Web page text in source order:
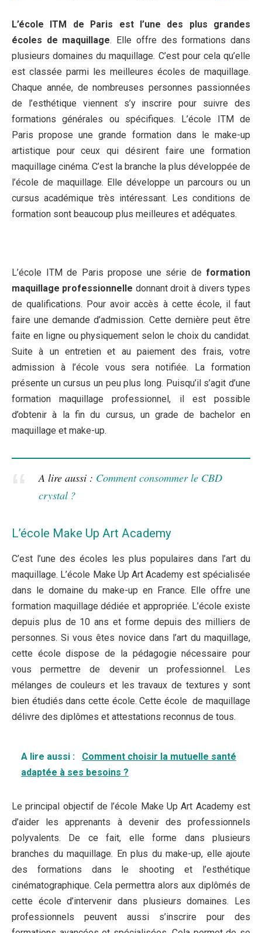
L’école ITM de Paris est l’une des plus grandes
écoles de maquillage. Elle offre des formations dans
plusieurs domaines du maquillage. C’est pour cela qu’elle
est classée parmi les meilleures écoles de maquillage.
Chaque année, de nombreuses personnes passionnées
de l’esthétique viennent s’y inscrire pour suivre des
formations générales ou spécifiques. L’école ITM de
Paris propose une grande formation dans le make-up
artistique pour ceux qui désirent faire une formation
maquillage cinéma. C’est la branche la plus développée de
l’école de maquillage. Elle développe un parcours ou un
cursus académique très intéressant. Les conditions de
formation sont beaucoup plus meilleures et adéquates.
L’école ITM de Paris propose une série de formation
maquillage professionnelle donnant droit à divers types
de qualifications. Pour avoir accès à cette école, il faut
faire une demande d’admission. Cette dernière peut être
faite en ligne ou physiquement selon le choix du candidat.
Suite à un entretien et au paiement des frais, votre
admission à l’école vous sera notifiée. La formation
présente un cursus un peu plus long. Puisqu’il s’agit d’une
formation maquillage professionnel, il est possible
d’obtenir à la fin du cursus, un grade de bachelor en
maquillage et make-up.
A lire aussi : Comment consommer le CBD
crystal ?
L’école Make Up Art Academy
C’est l’une des écoles les plus populaires dans l’art du
maquillage. L’école Make Up Art Academy est spécialisée
dans le domaine du make-up en France. Elle offre une
formation maquillage dédiée et appropriée. L’école existe
depuis plus de 10 ans et forme depuis des milliers de
personnes. Si vous êtes novice dans l’art du maquillage,
cette école dispose de la pédagogie nécessaire pour
vous permettre de devenir un professionnel. Les
mélanges de couleurs et les travaux de textures y sont
bien étudiés dans cette école. Cette école de maquillage
délivre des diplômes et attestations reconnus de tous.
A lire aussi :
Comment choisir la mutuelle santé
adaptée à ses besoins ?
Le principal objectif de l’école Make Up Art Academy est
d’aider les apprenants à devenir des professionnels
polyvalents. De ce fait, elle forme dans plusieurs
branches du maquillage. En plus du make-up, elle ajoute
des formations dans le shooting et l’esthétique
cinématographique. Cela permettra alors aux diplômés de
cette école d’intervenir dans plusieurs domaines. Les
professionnels peuvent aussi s’inscrire pour des